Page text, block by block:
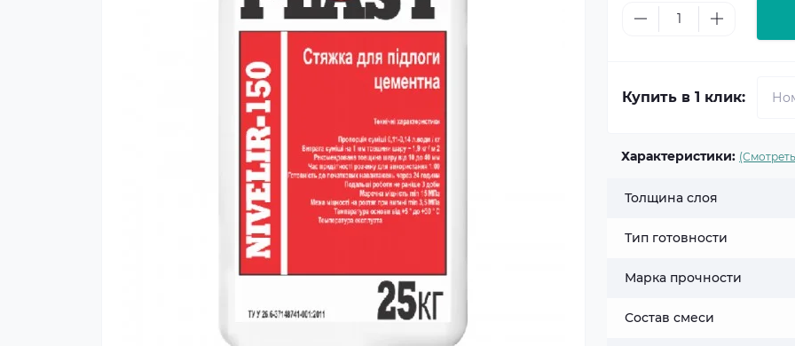
Купить в 1 клик:
Характеристики:
Толщина слоя
Тип готовности
Марка прочности
Состав смеси